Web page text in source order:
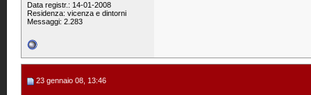
Data registr.: 14-01-2008
Residenza: vicenza e dintorni
Messaggi: 2.283
23 gennaio 08, 13:46